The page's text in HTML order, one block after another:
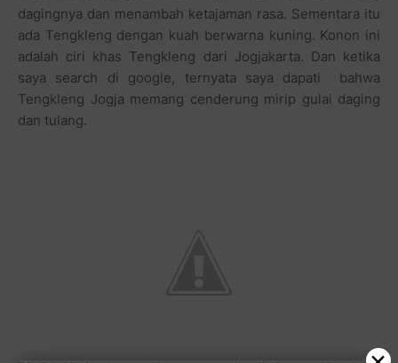
dagingnya dan menambah ketajaman rasa. Sementara itu
ada Tengkleng dengan kuah berwarna kuning. Konon ini
adalah ciri khas Tengkleng dari Jogjakarta. Dan ketika
saya search di google, ternyata saya dapati bahwa
Tengkleng Jogja memang cenderung mirip gulai daging
dan tulang.